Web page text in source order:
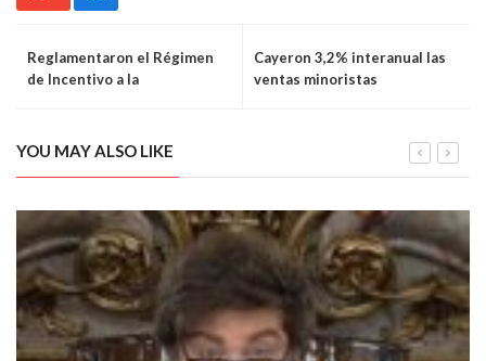
Reglamentaron el Régimen
de Incentivo a la
Cayeron 3,2% interanual las
ventas minoristas
YOU MAY ALSO LIKE